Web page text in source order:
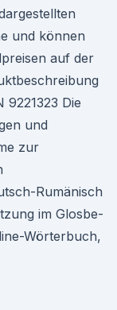
und können
auf der
9221323 Die
und
zur
Rumänisch
im Glosbe-
Wörterbuch,